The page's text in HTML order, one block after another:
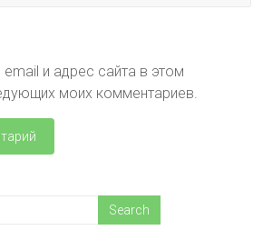
и адрес сайта в этом
моих комментариев.